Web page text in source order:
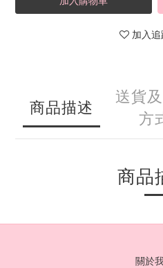
加入
商品描述
送貨
方
商品
關於